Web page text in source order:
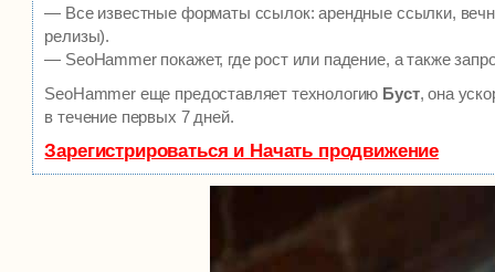
— Все известные форматы ссылок: арендные ссылки,
релизы).
— SeoHammer покажет, где рост или падение, а также
SeoHammer еще предоставляет технологию Буст, она
в течение первых 7 дней.
Зарегистрироваться и Начать продвижение